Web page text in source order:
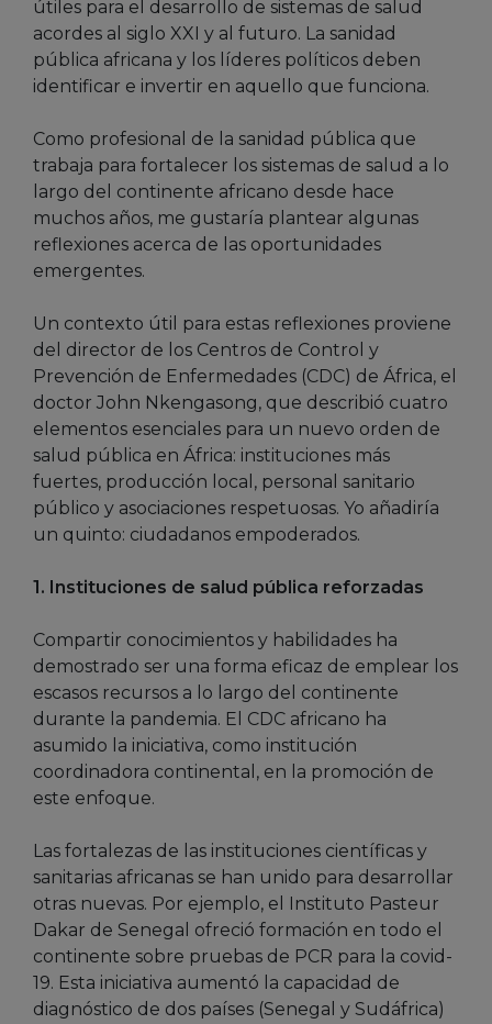
útiles para el desarrollo de sistemas de salud
acordes al siglo XXI y al futuro. La sanidad
pública africana y los líderes políticos deben
identificar e invertir en aquello que funciona.
Como profesional de la sanidad pública que
trabaja para fortalecer los sistemas de salud a lo
largo del continente africano desde hace
muchos años, me gustaría plantear algunas
reflexiones acerca de las oportunidades
emergentes.
Un contexto útil para estas reflexiones proviene
del director de los Centros de Control y
Prevención de Enfermedades (CDC) de África, el
doctor John Nkengasong, que describió cuatro
elementos esenciales para un nuevo orden de
salud pública en África: instituciones más
fuertes, producción local, personal sanitario
público y asociaciones respetuosas. Yo añadiría
un quinto: ciudadanos empoderados.
1. Instituciones de salud pública reforzadas
Compartir conocimientos y habilidades ha
demostrado ser una forma eficaz de emplear los
escasos recursos a lo largo del continente
durante la pandemia. El CDC africano ha
asumido la iniciativa, como institución
coordinadora continental, en la promoción de
este enfoque.
Las fortalezas de las instituciones científicas y
sanitarias africanas se han unido para desarrollar
otras nuevas. Por ejemplo, el Instituto Pasteur
Dakar de Senegal ofreció formación en todo el
continente sobre pruebas de PCR para la covid-
19. Esta iniciativa aumentó la capacidad de
diagnóstico de dos países (Senegal y Sudáfrica)